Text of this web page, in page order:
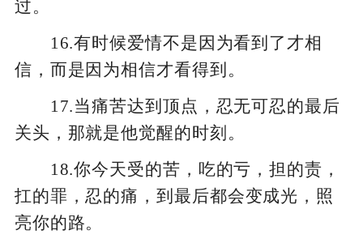
过。
16.有时候爱情不是因为看到了才相
信，而是因为相信才看得到。
17.当痛苦达到顶点，忍无可忍的最后
关头，那就是他觉醒的时刻。
18.你今天受的苦，吃的亏，担的责，
扛的罪，忍的痛，到最后都会变成光，照
亮你的路。